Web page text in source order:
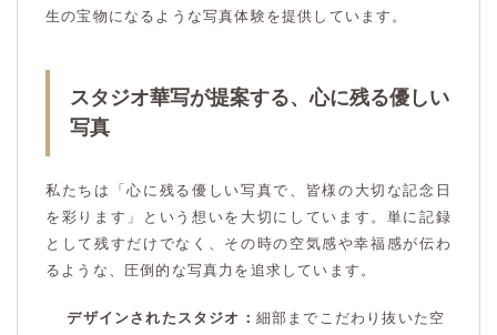
生の宝物になるような写真体験を提供しています。
スタジオ華写が提案する、心に残る優しい
写真
私たちは「心に残る優しい写真で、皆様の大切な記念日
を彩ります」という想いを大切にしています。単に記録
として残すだけでなく、その時の空気感や幸福感が伝わ
るような、圧倒的な写真力を追求しています。
デザインされたスタジオ： 細部までこだわり抜いた空